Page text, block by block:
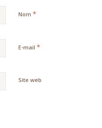
Nom *
E-mail *
Site web